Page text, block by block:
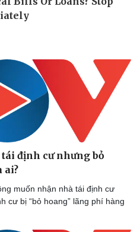
định cư nhưng bỏ
ai?
muốn nhận nhà tái định cư
cư bị “bỏ hoang” lãng phí hàng